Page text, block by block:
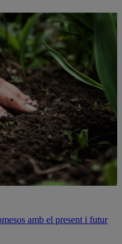
amb el present i futur